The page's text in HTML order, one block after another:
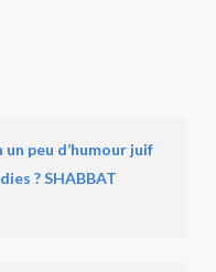
peu d’humour juif
? SHABBAT